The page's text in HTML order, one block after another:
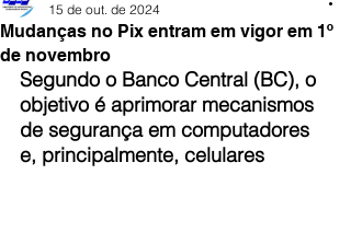
Mudanças no Pix entram em vigor em 1º
de novembro
15 de out. de 2024
Segundo o Banco Central (BC), o
objetivo é aprimorar mecanismos
de segurança em computadores
e, principalmente, celulares